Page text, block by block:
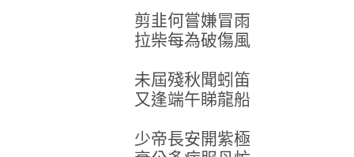
剪韭何嘗嫌冒雨
拉柴每為破傷風
未屆殘秋聞蚓笛
又逢端午睇龍船
少帝長安開紫極